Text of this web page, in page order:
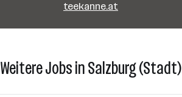
teekanne.at
Weitere Jobs in Salzburg (Stadt)